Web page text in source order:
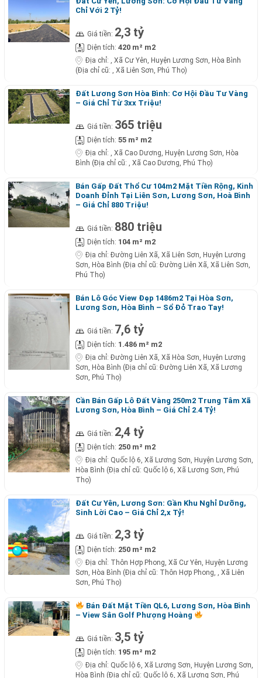
Chỉ Với 2 Tỷ!
Giá tiền: 2,3 tỷ
Diện tích: 420 m² m2
Địa chỉ:
, Xã Cư Yên, Huyện Lương Sơn, Hòa Bình
(Địa chỉ cũ: , Xã Liên Sơn, Phú Thọ)
Đất Lương Sơn Hòa Bình: Cơ Hội Đầu Tư Vàng
– Giá Chỉ Từ 3xx Triệu!
Giá tiền: 365 triệu
Diện tích: 55 m² m2
Địa chỉ:
, Xã Cao Dương, Huyện Lương Sơn, Hòa
Bình (Địa chỉ cũ: , Xã Cao Dương, Phú Thọ)
Bán Gấp Đất Thổ Cư 104m2 Mặt Tiền Rộng, Kinh
Doanh Đỉnh Tại Liên Sơn, Lương Sơn, Hoà Bình
– Giá Chỉ 880 Triệu!
Giá tiền: 880 triệu
Diện tích: 104 m² m2
Địa chỉ: Đường Liên Xã, Xã Liên Sơn, Huyện Lương
Sơn, Hòa Bình (Địa chỉ cũ: Đường Liên Xã, Xã Liên Sơn,
Phú Thọ)
Bán Lô Góc View Đẹp 1486m2 Tại Hòa Sơn,
Lương Sơn, Hòa Bình – Sổ Đỏ Trao Tay!
Giá tiền: 7,6 tỷ
Diện tích: 1.486 m² m2
Địa chỉ: Đường Liên Xã, Xã Hòa Sơn, Huyện Lương
Sơn, Hòa Bình (Địa chỉ cũ: Đường Liên Xã, Xã Lương
Sơn, Phú Thọ)
Cần Bán Gấp Lô Đất Vàng 250m2 Trung Tâm Xã
Lương Sơn, Hòa Bình – Giá Chỉ 2.4 Tỷ!
Giá tiền: 2,4 tỷ
Diện tích: 250 m² m2
Địa chỉ: Quốc lộ 6, Xã Lương Sơn, Huyện Lương Sơn,
Hòa Bình (Địa chỉ cũ: Quốc lộ 6, Xã Lương Sơn, Phú
Thọ)
Đất Cư Yên, Lương Sơn: Gần Khu Nghỉ Dưỡng,
Sinh Lời Cao – Giá Chỉ 2,x Tỷ!
Giá tiền: 2,3 tỷ
Diện tích: 250 m² m2
Địa chỉ: Thôn Hợp Phong, Xã Cư Yên, Huyện Lương
Sơn, Hòa Bình (Địa chỉ cũ: Thôn Hợp Phong, , Xã Liên
Sơn, Phú Thọ)
Bán Đất Mặt Tiền QL6, Lương Sơn, Hòa Bình
– View Sân Golf Phượng Hoàng
Giá tiền: 3,5 tỷ
Diện tích: 195 m² m2
Địa chỉ: Quốc lộ 6, Xã Lương Sơn, Huyện Lương Sơn,
Hòa Bình (Địa chỉ cũ: Quốc lộ 6, Xã Lương Sơn, Phú